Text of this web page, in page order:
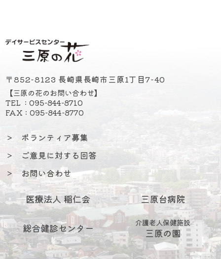
〒852-8123 長崎県長崎市三原1丁目7-40
【三原の花のお問い合わせ】
TEL : 095-844-8710
FAX : 095-844-8770
＞
ボランティア募集
＞
ご意見に対する回答
＞
お問い合わせ
医療法人 稲仁会 三原台病院
総合健診センター 介護老人保健施設
三原の園